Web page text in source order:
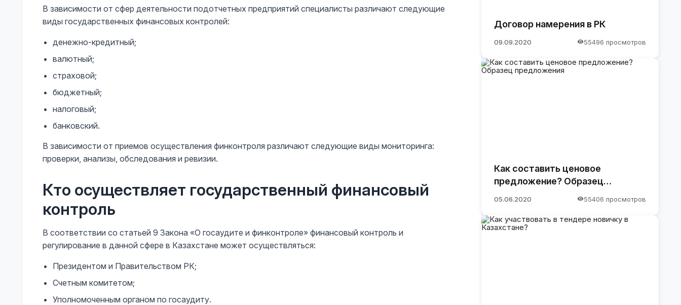
В зависимости от сфер деятельности подотчетных предприятий специалисты различают следующие
виды государственных финансовых контролей:
денежно-кредитный;
валютный;
страховой;
бюджетный;
налоговый;
банковский.
В зависимости от приемов осуществления финконтроля различают следующие виды мониторинга:
проверки, анализы, обследования и ревизии.
Кто осуществляет государственный финансовый
контроль
В соответствии со статьей 9 Закона «О госаудите и финконтроле» финансовый контроль и
регулирование в данной сфере в Казахстане может осуществляться:
Президентом и Правительством РК;
Счетным комитетом;
Уполномоченным органом по госаудиту.
Договор намерения в РК
09.09.2020 55496 просмотров
Как составить ценовое
предложение? Образец
05.06.2020 55406 просмотров